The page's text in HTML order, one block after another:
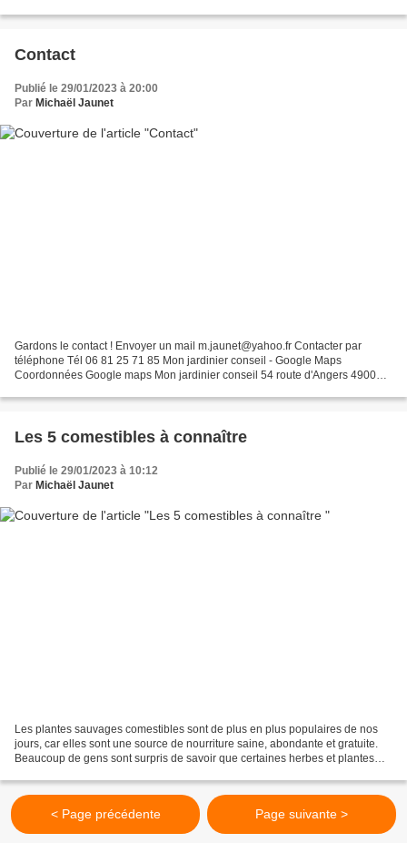
Contact
Publié le 29/01/2023 à 20:00
Par Michaël Jaunet
Gardons le contact ! Envoyer un mail m.jaunet@yahoo.fr Contacter par
téléphone Tél 06 81 25 71 85 Mon jardinier conseil - Google Maps
Coordonnées Google maps Mon jardinier conseil 54 route d'Angers 49000
Les 5 comestibles à connaître
Publié le 29/01/2023 à 10:12
Par Michaël Jaunet
Les plantes sauvages comestibles sont de plus en plus populaires de nos
jours, car elles sont une source de nourriture saine, abondante et gratuite.
Beaucoup de gens sont surpris de savoir que certaines herbes et plantes
< Page précédente Page suivante >